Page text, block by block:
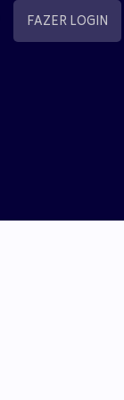
FAZER LOGIN